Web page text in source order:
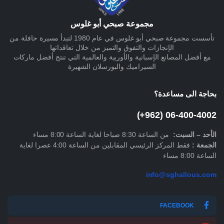
مجموعة صبحي أبو غلوس
تأسست مجموعة صبحي أبو غلوس في عام 1980 لتبدأ مسيرة حافلة من
الإنجازات والتفوق والتميز من خلال تعاقداتها
مع أفضل المصانع الإسبانية والأوربية والعالمية التي تنتج أفضل ماركات
السيراميك والبورسلان الشهيرة
بحاجة الى مساعدة؟
06-400-4002 (962+)
الأحد – السبت: من الساعة 8:30 صباحا لغاية الساعة 8:00 مساء
الجمعة :
فقط المركز الرئيسي المقابلين من الساعة 4:00 عصرا لغاية
الساعة 8:00 مساء
info@sghallous.com
FACEBOOK